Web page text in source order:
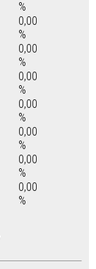
%
0,00
%
0,00
%
0,00
%
0,00
%
0,00
%
0,00
%
0,00
%